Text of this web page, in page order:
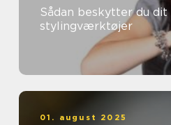
Sådan beskytter du
stylingværktøjer
01. august 2025